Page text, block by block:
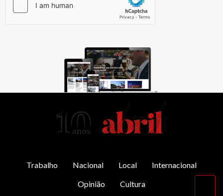
Trabalho Nacional Local
Internacional
Opinião
Cultura